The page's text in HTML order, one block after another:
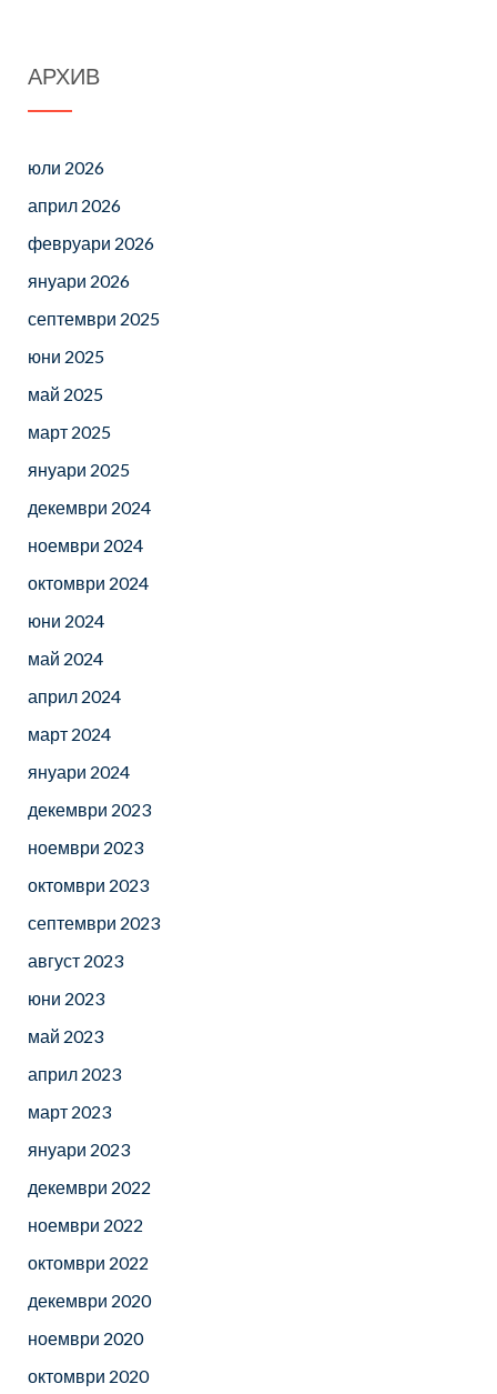
АРХИВ
юли 2026
април 2026
февруари 2026
януари 2026
септември 2025
юни 2025
май 2025
март 2025
януари 2025
декември 2024
ноември 2024
октомври 2024
юни 2024
май 2024
април 2024
март 2024
януари 2024
декември 2023
ноември 2023
октомври 2023
септември 2023
август 2023
юни 2023
май 2023
април 2023
март 2023
януари 2023
декември 2022
ноември 2022
октомври 2022
декември 2020
ноември 2020
октомври 2020